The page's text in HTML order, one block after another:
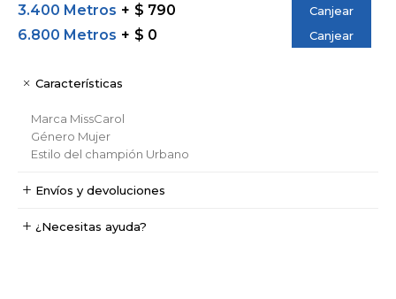
3.400 Metros
$ 790 Canjear
6.800 Metros $ 0 Canjear
Características
Marca MissCarol
Género Mujer
Estilo del champión Urbano
Envíos y devoluciones
¿Necesitas ayuda?